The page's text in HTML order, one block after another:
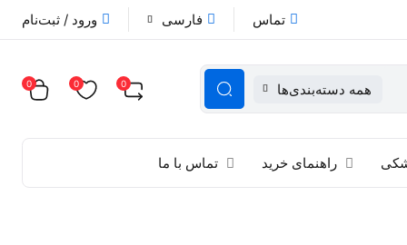
تماس فارسی ورود / ثبت‌نام
همه دسته‌بندی‌ها 0
0
0
راهنمای خرید تماس با ما